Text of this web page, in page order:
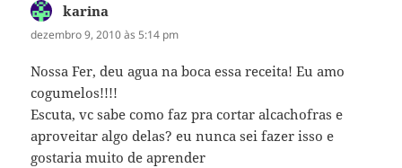
karina
dezembro 9, 2010 às 5:14 pm
Nossa Fer, deu agua na boca essa receita! Eu amo
cogumelos!!!!
Escuta, vc sabe como faz pra cortar alcachofras e
aproveitar algo delas? eu nunca sei fazer isso e
gostaria muito de aprender